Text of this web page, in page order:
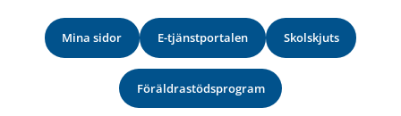
Mina sidor E-tjänstportalen Skolskjuts
Föräldrastödsprogram